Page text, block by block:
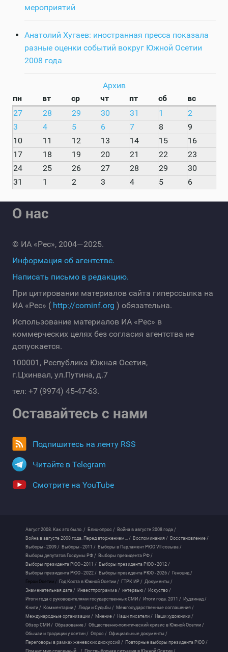
мероприятий
Анатолий Хугаев: иностранная пресса показала
разные оценки событий вокруг Южной Осетии
2008 года
Архив
пн
вт ср чт пт сб
вс
27
28 29 30 31 1
2
3
4 5 6 7 8
9
10
11 12 13 14 15
16
17
18 19 20 21 22
23
24
25 26 27 28 29
30
31
1 2 3 4 5 6
О нас
© ИА «Рес», 2004—2025.
Информация об агентстве.
Написать письмо в редакцию.
При цитировании материалов сайта гиперссылка на
ИА «Рес» ( http://cominf.org ) обязательна.
Использование материалов ИА «Рес» в
коммерческих целях без согласия агентства не
допускается.
100001, Республика Южная Осетия,
г.Цхинвал, ул.Путина, д.7
тел: +7 (9974) 45-47-63.
Оставайтесь с нами
Подпишитесь на ленту RSS
Читайте в Telegram
Смотрите на YouTube
Август 2008. Как это было. / Блиц-опрос / Война в августе 2008 года /
Война в августе 2008 года. Перед вторжением... / Воспоминания / Восстановление /
Выборы - 2009 / Выборы - 2011 / Выборы в Парламент РЮО VII созыва /
Выборы депутатов Госдумы РФ / Выборы президента РФ /
Выборы президента РЮО - 2011 / Выборы президента РЮО - 2012 /
Выборы президента РЮО - 2022 / Выборы президента РЮО - 2026 / Геноцид /
Герои Осетии / Год Коста в Южной Осетии / ГТРК ИР / Документы /
Знаменательная дата / Инвестпрограмма / интервью / Искуство /
Итоги года с руководителями государственных СМИ / Итоги года. 2011 / Иудзинад /
Книги / Комментарии / Люди и Судьбы / Межгосударственные соглашения /
Международные организации / Мнение / Наши писатели / Наши художники /
Обзор СМИ / Образование / Общественно-политический кризис в Южной Осетии /
Обычаи и традиции у осетин / Опрос / Официальные документы /
Переговоры в рамках женевских дискуссий / Повторные выборы президента РЮО /
Помнит мир спасенный... / Поствыборная ситуация в Южной Осетии /